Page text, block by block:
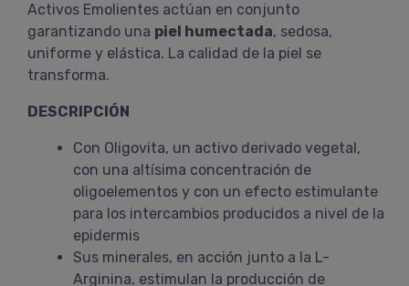
Activos Emolientes actúan en conjunto
garantizando una piel humectada, sedosa,
uniforme y elástica. La calidad de la piel se
transforma.
DESCRIPCIÓN
Con Oligovita, un activo derivado vegetal,
con una altísima concentración de
oligoelementos y con un efecto estimulante
para los intercambios producidos a nivel de la
epidermis
Sus minerales, en acción junto a la L-
Arginina, estimulan la producción de